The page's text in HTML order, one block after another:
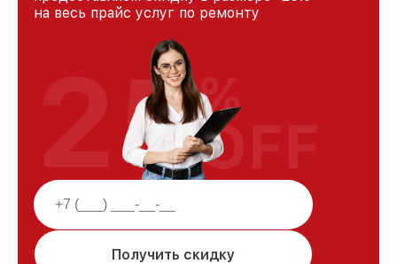
на весь прайс услуг по ремонту
Получить скидку
25%
OFF